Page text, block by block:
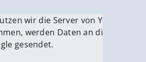
wir die Server von YouTube.
werden Daten an die Server
gesendet.